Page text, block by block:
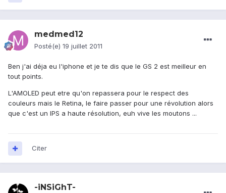
medmed12
Posté(e) 19 juillet 2011
Ben j'ai déja eu l'iphone et je te dis que le GS 2 est meilleur en
tout points.
L'AMOLED peut etre qu'on repassera pour le respect des
couleurs mais le Retina, le faire passer pour une révolution alors
que c'est un IPS a haute résolution, euh vive les moutons ...
Citer
-iNSiGhT-